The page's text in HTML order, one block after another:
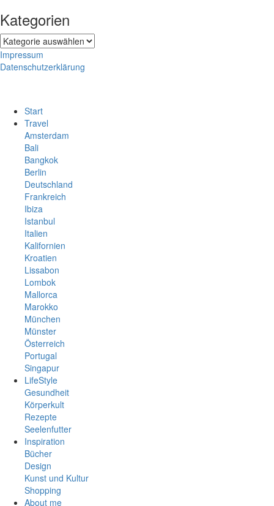
Kategorien
Kategorien
Impressum
Datenschutzerklärung
Start
Travel
Amsterdam
Bali
Bangkok
Berlin
Deutschland
Frankreich
Ibiza
Istanbul
Italien
Kalifornien
Kroatien
Lissabon
Lombok
Mallorca
Marokko
München
Münster
Österreich
Portugal
Singapur
Spanien
Südafrika
Thailand
Vietnam
LifeStyle
Gesundheit
Körperkult
Rezepte
Seelenfutter
Inspiration
Bücher
Design
Kunst und Kultur
Shopping
About me